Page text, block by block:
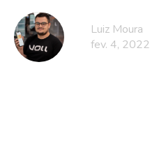
Luiz Moura
fev. 4, 2022